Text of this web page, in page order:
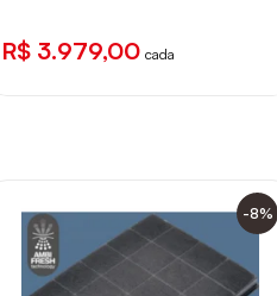
R$ 3.979,00 cada
-8%